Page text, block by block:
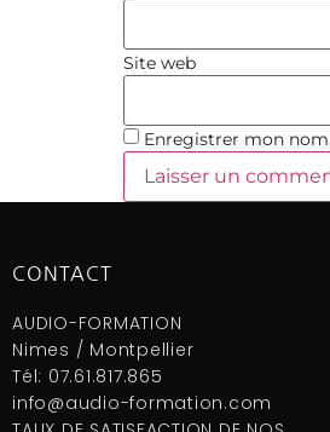
Site web
Enregistrer mon
CONTACT
AUDIO-FORMATION
Nimes / Montpellier
Tél: 07.61.817.865
info@audio-formation.com